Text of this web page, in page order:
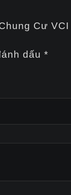
Cư
dấu *